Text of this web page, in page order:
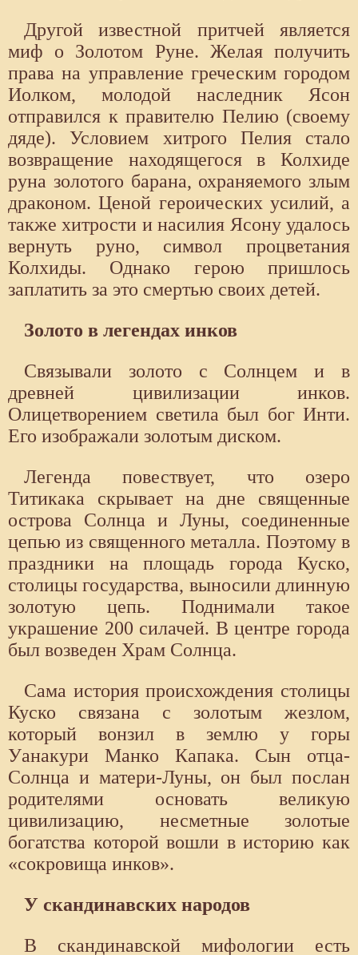
Другой известной притчей является
миф о Золотом Руне. Желая получить
права на управление греческим городом
Иолком, молодой наследник Ясон
отправился к правителю Пелию (своему
дяде). Условием хитрого Пелия стало
возвращение находящегося в Колхиде
руна золотого барана, охраняемого злым
драконом. Ценой героических усилий, а
также хитрости и насилия Ясону удалось
вернуть руно, символ процветания
Колхиды. Однако герою пришлось
заплатить за это смертью своих детей.
Золото в легендах инков
Связывали золото с Солнцем и в
древней цивилизации инков.
Олицетворением светила был бог Инти.
Его изображали золотым диском.
Легенда повествует, что озеро
Титикака скрывает на дне священные
острова Солнца и Луны, соединенные
цепью из священного металла. Поэтому в
праздники на площадь города Куско,
столицы государства, выносили длинную
золотую цепь. Поднимали такое
украшение 200 силачей. В центре города
был возведен Храм Солнца.
Сама история происхождения столицы
Куско связана с золотым жезлом,
который вонзил в землю у горы
Уанакури Манко Капака. Сын отца-
Солнца и матери-Луны, он был послан
родителями основать великую
цивилизацию, несметные золотые
богатства которой вошли в историю как
«сокровища инков».
У скандинавских народов
В скандинавской мифологии есть